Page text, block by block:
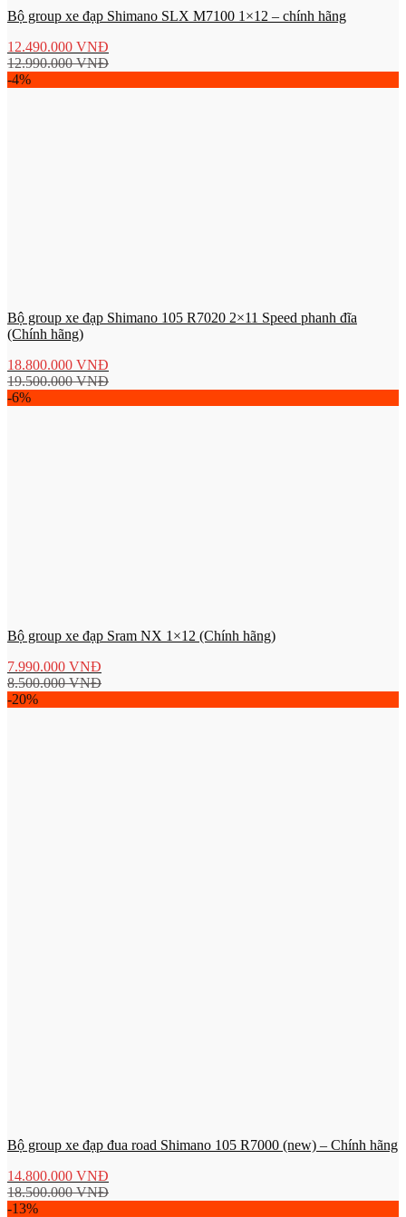
Bộ group xe đạp Shimano SLX M7100 1×12 – chính hãng
12.490.000 VNĐ
12.990.000VNĐ
-4%
Bộ group xe đạp Shimano 105 R7020 2×11 Speed phanh đĩa
(Chính hãng)
18.800.000 VNĐ
19.500.000VNĐ
-6%
Bộ group xe đạp Sram NX 1×12 (Chính hãng)
7.990.000 VNĐ
8.500.000VNĐ
-20%
Bộ group xe đạp đua road Shimano 105 R7000 (new) – Chính hãng
14.800.000 VNĐ
18.500.000VNĐ
-13%